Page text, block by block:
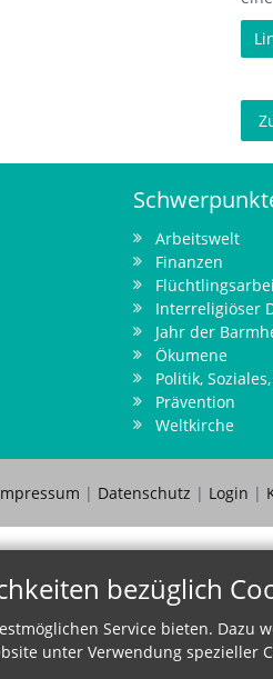
Arbeitswelt
Finanzen
Interreligiöser
Jahr der
Ökumene
Politik,
Prävention
Weltkirche
| Datenschutz | Login |
bezüglich
Service bieten. Dazu
unter Verwendung spezieller